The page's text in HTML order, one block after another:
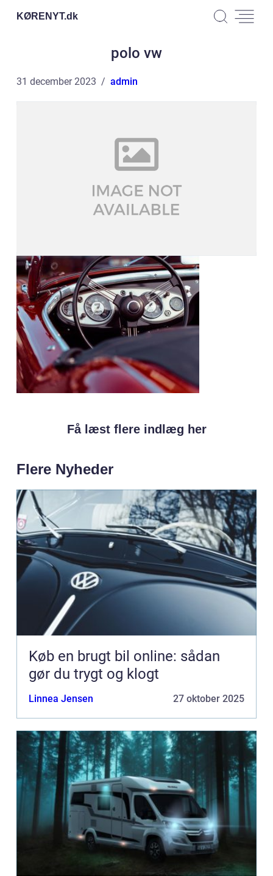
KØRENYT.dk
polo vw
31 december 2023 admin
Få læst flere indlæg her
Flere Nyheder
Køb en brugt bil online: sådan
gør du trygt og klogt
Linnea Jensen 27 oktober 2025